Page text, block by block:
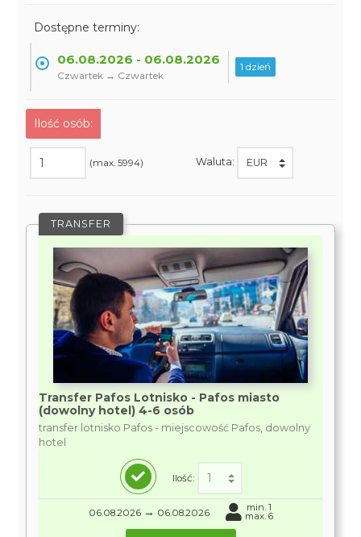
Dostępne terminy:
06.08.2026 - 06.08.2026
Czwartek → Czwartek
1 dzień
Ilość osób:
(max. 5994) Waluta:
TRANSFER
Transfer Pafos Lotnisko - Pafos miasto
(dowolny hotel) 4-6 osób
transfer lotnisko Pafos - miejscowość Pafos, dowolny
hotel
Ilość:
06.08.2026 → 06.08.2026 min. 1
max. 6